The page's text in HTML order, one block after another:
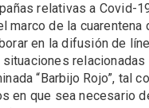
relativas a Covid-
marco de la
en la difusión de
relacionadas
“Barbijo Rojo”, tal
en que sea necesario